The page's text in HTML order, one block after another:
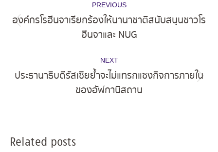
navigation
PREVIOUS
post:
องค์กรโรฮีนจาเรียกร้องให้นานาชาติสนับสนุนชาวโร
ฮีนจาและ NUG
NEXT
post:
ประธานาธิบดีรัสเซียย้ำจะไม่แทรกแซงกิจการภายใน
ของอัฟกานิสถาน
Related posts